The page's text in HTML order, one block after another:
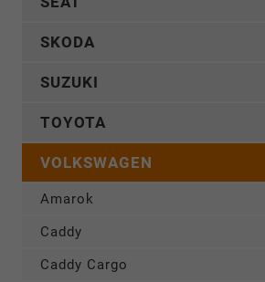
SKODA
SUZUKI
TOYOTA
VOLKSWAGEN
Amarok
Caddy
Caddy Cargo